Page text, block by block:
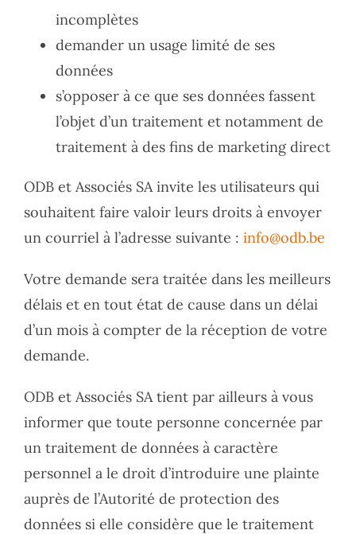
incomplètes
demander un usage limité de ses
données
s’opposer à ce que ses données fassent
l’objet d’un traitement et notamment de
traitement à des fins de marketing direct
ODB et Associés SA invite les utilisateurs qui
souhaitent faire valoir leurs droits à envoyer
un courriel à l’adresse suivante : info@odb.be
Votre demande sera traitée dans les meilleurs
délais et en tout état de cause dans un délai
d’un mois à compter de la réception de votre
demande.
ODB et Associés SA tient par ailleurs à vous
informer que toute personne concernée par
un traitement de données à caractère
personnel a le droit d’introduire une plainte
auprès de l’Autorité de protection des
données si elle considère que le traitement